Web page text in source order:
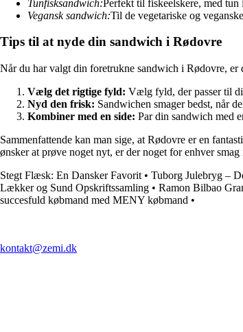
Tunfisksandwich:Perfekt til fiskeelskere, med tun
Vegansk sandwich:Til de vegetariske og
Tips til at nyde din sandwich i Rødovre
Når du har valgt din foretrukne sandwich i Rødovre, er
Vælg det rigtige fyld: Vælg fyld, der passer til
Nyd den frisk: Sandwichen smager bedst, når
Kombiner med en side: Par din sandwich med
Sammenfattende kan man sige, at Rødovre er en
ønsker at prøve noget nyt, er der noget for enhver
Stegt Flæsk: En Dansker Favorit • Tuborg Julebryg –
Lækker og Sund Opskriftssamling • Ramon Bilbao
succesfuld købmand med MENY købmand •
kontakt@zemi.dk